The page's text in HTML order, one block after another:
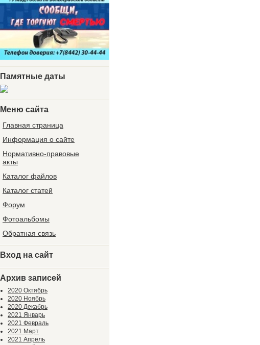
Памятные даты
Меню сайта
Главная страница
Информация о сайте
Нормативно-правовые
акты
Каталог файлов
Каталог статей
Форум
Фотоальбомы
Обратная связь
Вход на сайт
Архив записей
2020 Октябрь
2020 Ноябрь
2020 Декабрь
2021 Январь
2021 Февраль
2021 Март
2021 Апрель